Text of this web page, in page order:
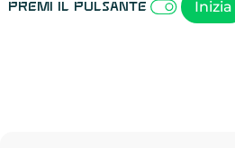
Premi il pulsante Inizia